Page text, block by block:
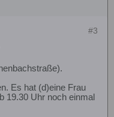
#3
Es hat (d)eine Frau
19.30 Uhr noch einmal